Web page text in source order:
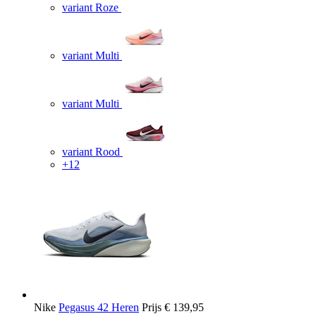
variant Roze
variant Multi
variant Multi
variant Rood
+12
Nike Pegasus 42 Heren Prijs € 139,95